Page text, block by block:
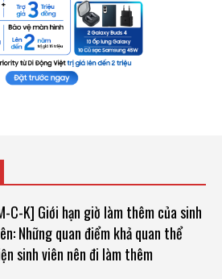
C-K] Giới hạn giờ làm thêm của sinh
Những quan điểm khả quan thể
sinh viên nên đi làm thêm